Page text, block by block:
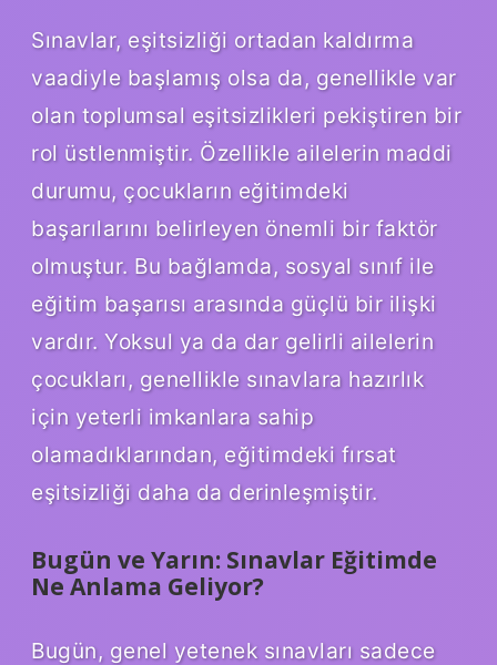
Sınavlar, eşitsizliği ortadan kaldırma
vaadiyle başlamış olsa da, genellikle var
olan toplumsal eşitsizlikleri pekiştiren bir
rol üstlenmiştir. Özellikle ailelerin maddi
durumu, çocukların eğitimdeki
başarılarını belirleyen önemli bir faktör
olmuştur. Bu bağlamda, sosyal sınıf ile
eğitim başarısı arasında güçlü bir ilişki
vardır. Yoksul ya da dar gelirli ailelerin
çocukları, genellikle sınavlara hazırlık
için yeterli imkanlara sahip
olamadıklarından, eğitimdeki fırsat
eşitsizliği daha da derinleşmiştir.
Bugün ve Yarın: Sınavlar Eğitimde
Ne Anlama Geliyor?
Bugün, genel yetenek sınavları sadece